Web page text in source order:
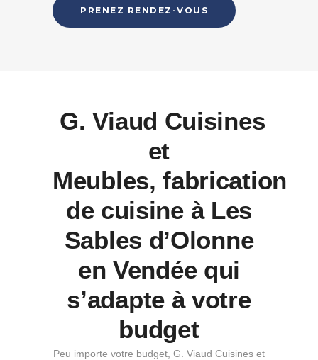
PRENEZ RENDEZ-VOUS
G. Viaud Cuisines
et
Meubles, fabrication
de cuisine à Les
Sables d’Olonne
en Vendée qui
s’adapte à votre
budget
Peu importe votre budget, G. Viaud Cuisines et